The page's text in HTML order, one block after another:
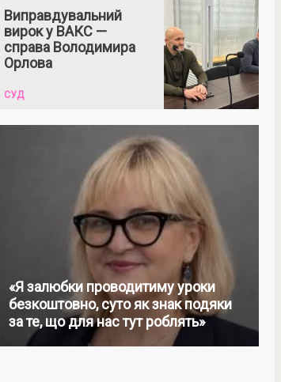
Виправдувальний
вирок у ВАКС —
справа Володимира
Орлова
СУД
«Я залюбки проводитиму уроки
безкоштовно, суто як знак подяки
за те, що для нас тут роблять»